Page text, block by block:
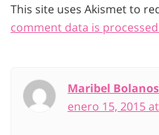
This site uses Akismet to
comment data is
Maribel Bolanos
enero 15, 2015